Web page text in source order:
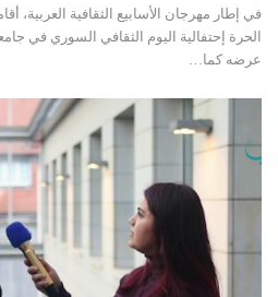
في إطار مهرجان الأسابيع الثقافية العربية،
الحرة إحتفالية اليوم الثقافي السوري في
عرضه كما…